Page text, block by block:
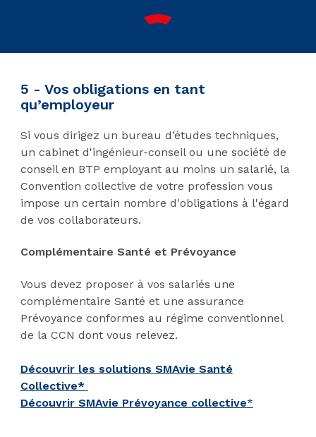
5 - Vos obligations en tant
qu’employeur
Si vous dirigez un bureau d’études techniques,
un cabinet d'ingénieur-conseil ou une société de
conseil en BTP employant au moins un salarié, la
Convention collective de votre profession vous
impose un certain nombre d'obligations à l'égard
de vos collaborateurs.
Complémentaire Santé et Prévoyance
Vous devez proposer à vos salariés une
complémentaire Santé et une assurance
Prévoyance conformes au régime conventionnel
de la CCN dont vous relevez.
Découvrir les solutions SMAvie Santé
Collective*
Découvrir SMAvie Prévoyance collective*